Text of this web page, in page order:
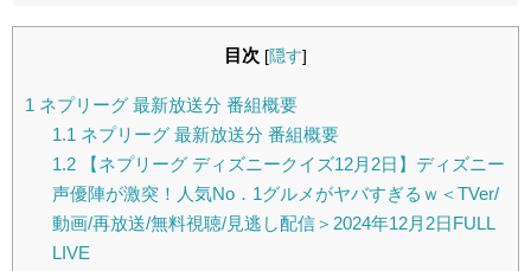
目次 [隠す]
1 ネプリーグ 最新放送分 番組概要
1.1 ネプリーグ 最新放送分 番組概要
1.2【ネプリーグ ディズニークイズ12月2日】ディズニー
声優陣が激突！人気No．1グルメがヤバすぎるｗ＜TVer/
動画/再放送/無料視聴/見逃し配信＞2024年12月2日FULL
LIVE